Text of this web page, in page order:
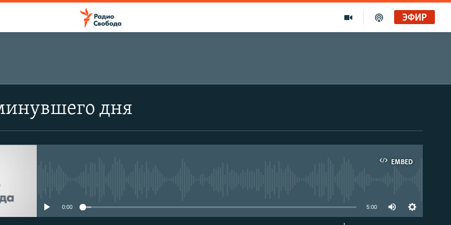
ЭФИР
дня
EMBED
0:00 5:00